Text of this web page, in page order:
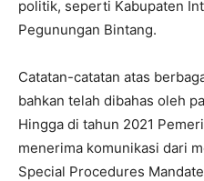
politik, seperti Kabupaten
Pegunungan Bintang.
Catatan-catatan atas
bahkan telah dibahas oleh
Hingga di tahun 2021
menerima komunikasi dari
Special Procedures